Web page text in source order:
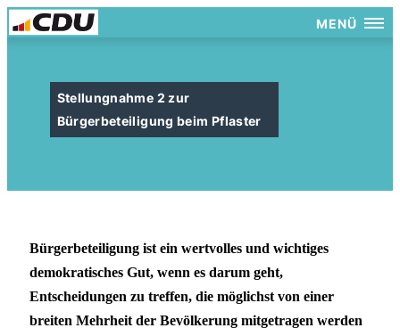
MENÜ
Stellungnahme 2 zur
Bürgerbeteiligung beim Pflaster
Bürgerbeteiligung ist ein wertvolles und wichtiges
demokratisches Gut, wenn es darum geht,
Entscheidungen zu treffen, die möglichst von einer
breiten Mehrheit der Bevölkerung mitgetragen werden